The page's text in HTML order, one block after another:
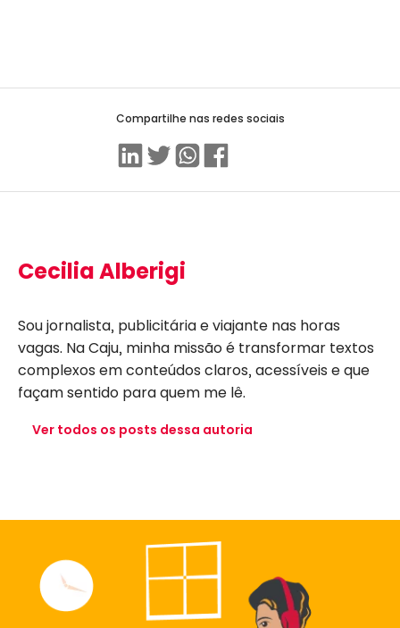
Compartilhe nas redes sociais
LinkedinTwitterWhatsApp
Facebook
Cecilia Alberigi
Sou jornalista, publicitária e viajante nas horas
vagas. Na Caju, minha missão é transformar textos
complexos em conteúdos claros, acessíveis e que
façam sentido para quem me lê.
Ver todos os posts dessa autoria